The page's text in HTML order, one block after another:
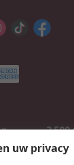
uw privacy